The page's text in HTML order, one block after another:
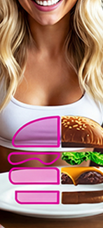
Усиль эффект
без занятий